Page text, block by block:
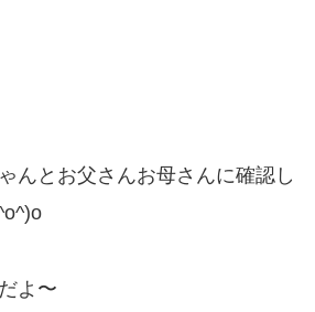
んとお父さんお母さんに確認し
よ〜